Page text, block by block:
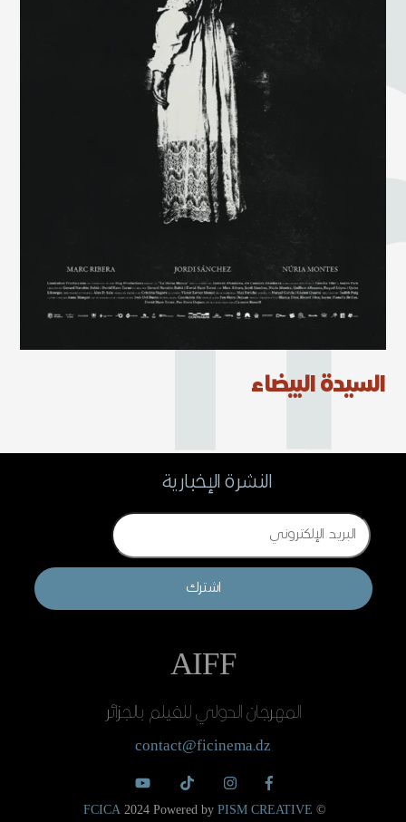
السيدة البيضاء
النشرة الإخبارية
Email
اشترك
AIFF
المهرجان الدولي للفيلم بالجزائر
contact@ficinema.dz
©
FCICA 2024 Powered by PISM CREATIVE